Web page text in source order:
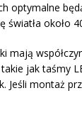
optymalne
światła około
mają
jak taśmy
Jeśli montaż